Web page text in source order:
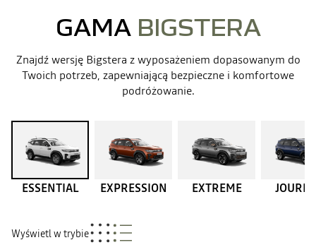
GAMA BIGSTERA
Znajdź wersję Bigstera z wyposażeniem dopasowanym do
Twoich potrzeb, zapewniającą bezpieczne i komfortowe
podróżowanie.
ESSENTIAL EXPRESSION EXTREME
Wyświetl w trybie